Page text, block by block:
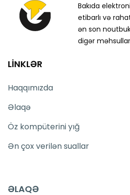
Bakıda
etibarlı və
ən son
digər
LİNKLƏR
Haqqımızda
Əlaqə
Öz kompüterini yığ
Ən çox verilən suallar
ƏLAQƏ